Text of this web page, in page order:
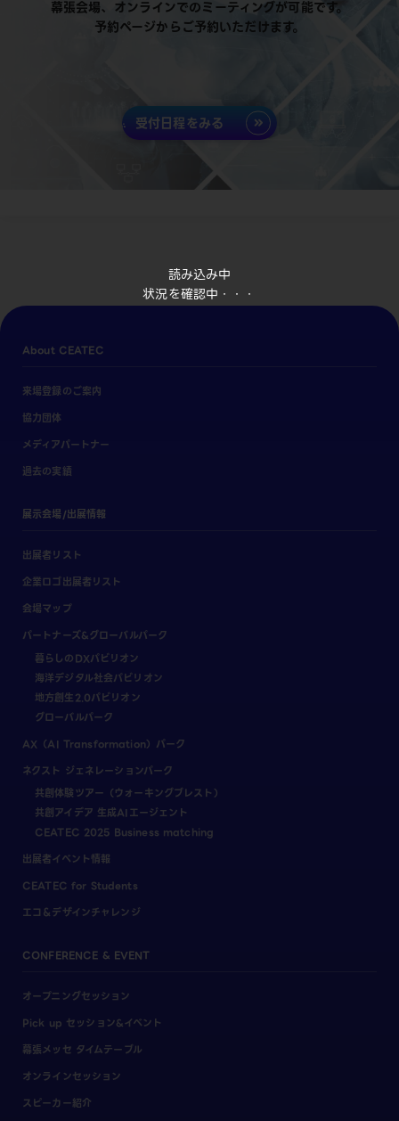
読み込み中
状況を確認中・・・
幕張会場、オンラインでのミーティングが可能です。
予約ページからご予約いただけます。
受付日程をみる
About CEATEC
来場登録のご案内
協力団体
メディアパートナー
過去の実績
展示会場/出展情報
出展者リスト
企業ロゴ出展者リスト
会場マップ
パートナーズ&グローバルパーク
暮らしのDXパビリオン
海洋デジタル社会パビリオン
地方創生2.0パビリオン
グローバルパーク
AX（AI Transformation）パーク
ネクスト ジェネレーションパーク
共創体験ツアー（ウォーキングブレスト）
共創アイデア 生成AIエージェント
CEATEC 2025 Business matching
出展者イベント情報
CEATEC for Students
エコ＆デザインチャレンジ
CONFERENCE & EVENT
オープニングセッション
Pick up セッション&イベント
幕張メッセ タイムテーブル
オンラインセッション
スピーカー紹介